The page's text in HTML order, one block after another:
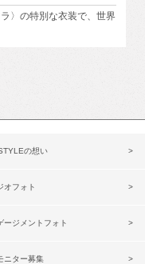
〉の特別な衣装で、世界
の想い
オフォト
ージメントフォト
ニター募集